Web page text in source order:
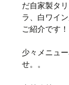
だ自家製タ
ラ、白ワイ
ご紹介です！
少々メニュ
せ。。